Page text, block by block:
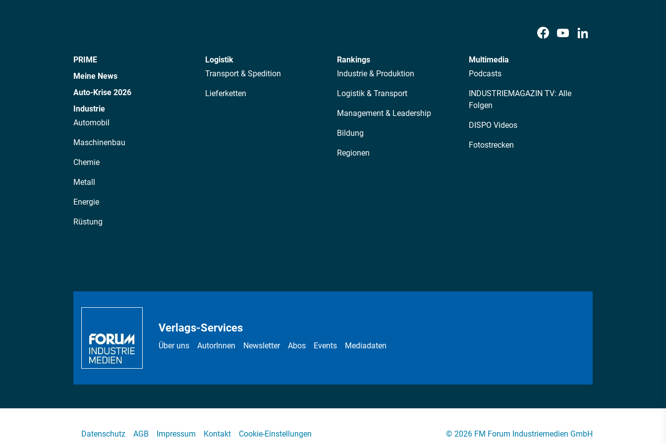
PRIME
Meine News
Auto-Krise 2026
Industrie
Automobil
Maschinenbau
Chemie
Metall
Energie
Rüstung
Logistik
Transport & Spedition
Lieferketten
Rankings
Industrie & Produktion
Logistik & Transport
Management & Leadership
Bildung
Regionen
Multimedia
Podcasts
INDUSTRIEMAGAZIN TV: Alle
Folgen
DISPO Videos
Fotostrecken
Verlags-Services
Über uns AutorInnen Newsletter Abos Events Mediadaten
Datenschutz AGB Impressum Kontakt Cookie-Einstellungen © 2026 FM Forum Industriemedien GmbH